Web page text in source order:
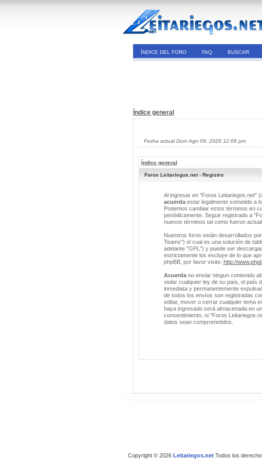
ÍNDICE DEL FORO FAQ BUSCAR
Índice general
Fecha actual Dom Ago 09, 2026 12:06 pm
Índice general
Foros Leitariegos.net - Registro
Al ingresar en "Foros Leitariegos.net"
acuerdaestar legalmente sometido a
Podemos cambiar estos términos en
periódicamente. Seguir registrado a
nuevos términos tal como fueron
Nuestros foros están desarrollados
Teams") el cual es una solución de
adelante "GPL") y puede ser
estrictamente los excluye de lo que
phpBB, por favor visite: http://
Acuerdano enviar ningun contenido
violar cualquier ley de su país, el país
inmediata y permanentemente
de todos los envíos son registradas
editar, mover o cerrar cualquier tema
haya ingresado será almacenada en
consentimiento, ni "Foros
datos sean comprometidos.
Copyright © 2026 Leitariegos.netTodos los